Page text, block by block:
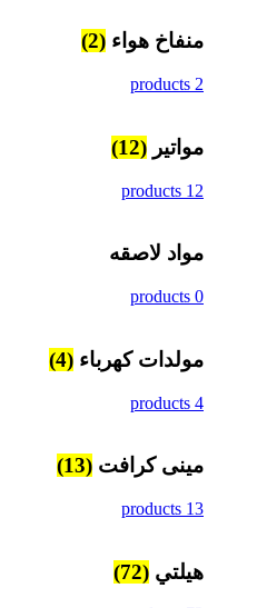
منفاخ هواء (2)
2 products
مواتير (12)
12 products
مواد لاصقه
0 products
مولدات كهرباء (4)
4 products
مينى كرافت (13)
13 products
هيلتي (72)